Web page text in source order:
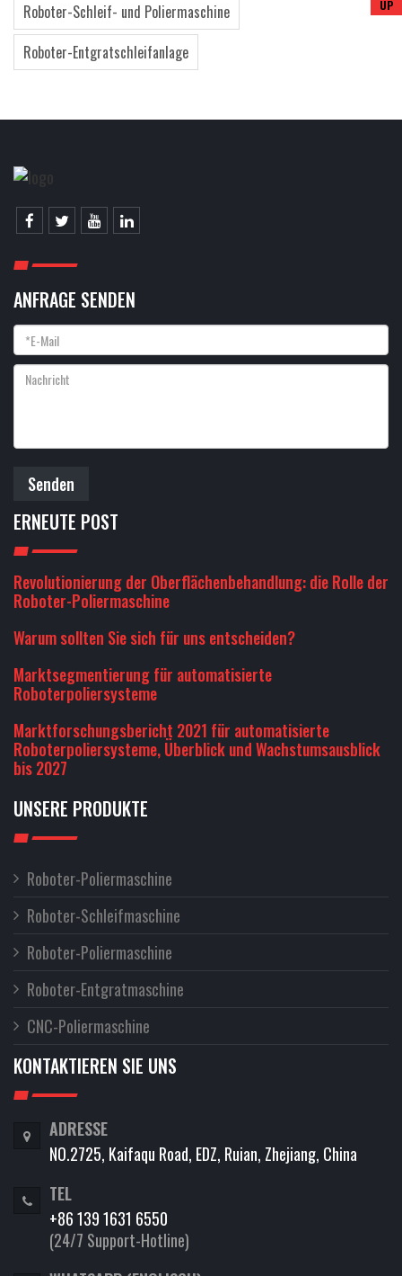
Roboter-Schleif- und Poliermaschine
Roboter-Entgratschleifanlage
ANFRAGE SENDEN
Senden
ERNEUTE POST
Revolutionierung der Oberflächenbehandlung: die Rolle der
Roboter-Poliermaschine
Warum sollten Sie sich für uns entscheiden?
Marktsegmentierung für automatisierte
Roboterpoliersysteme
Marktforschungsbericht 2021 für automatisierte
Roboterpoliersysteme, Überblick und Wachstumsausblick
bis 2027
UNSERE PRODUKTE
Roboter-Poliermaschine
Roboter-Schleifmaschine
Roboter-Poliermaschine
Roboter-Entgratmaschine
CNC-Poliermaschine
KONTAKTIEREN SIE UNS
ADRESSE
NO.2725, Kaifaqu Road, EDZ, Ruian, Zhejiang, China
TEL
+86 139 1631 6550
(24/7 Support-Hotline)